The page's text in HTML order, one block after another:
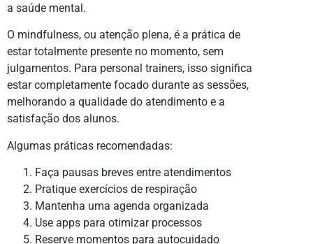
a saúde mental.
O mindfulness, ou atenção plena, é a prática de
estar totalmente presente no momento, sem
julgamentos. Para personal trainers, isso significa
estar completamente focado durante as sessões,
melhorando a qualidade do atendimento e a
satisfação dos alunos.
Algumas práticas recomendadas:
Faça pausas breves entre atendimentos
Pratique exercícios de respiração
Mantenha uma agenda organizada
Use apps para otimizar processos
Reserve momentos para autocuidado